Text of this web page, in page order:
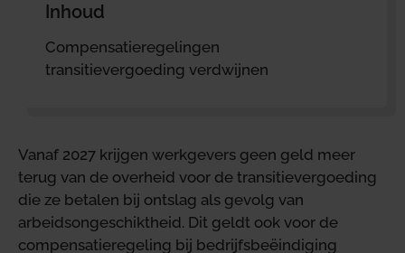
Inhoud
Compensatieregelingen
transitievergoeding verdwijnen
Vanaf 2027 krijgen werkgevers geen geld meer
terug van de overheid voor de transitievergoeding
die ze betalen bij ontslag als gevolg van
arbeidsongeschiktheid. Dit geldt ook voor de
compensatieregeling bij bedrijfsbeëindiging